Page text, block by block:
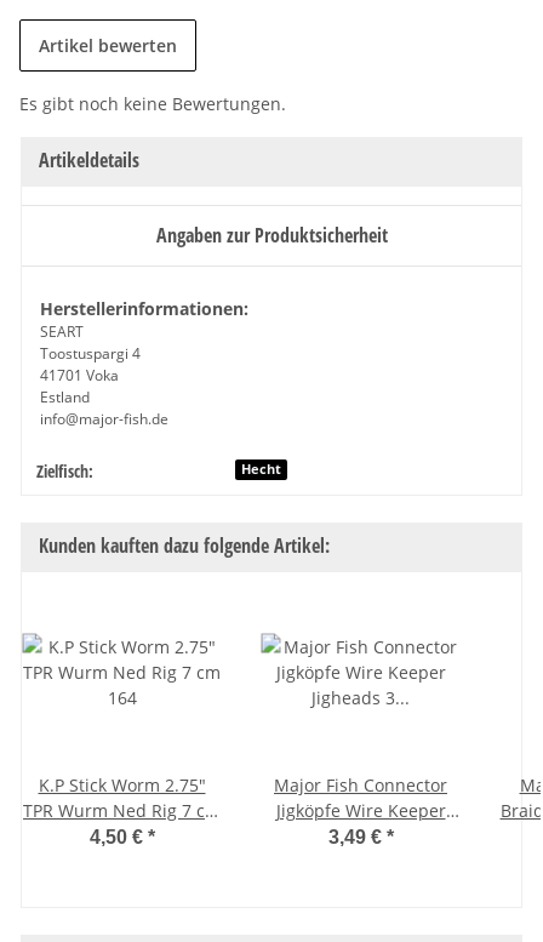
Artikel bewerten
Es gibt noch keine Bewertungen.
Artikeldetails
Angaben zur Produktsicherheit
Herstellerinformationen:
SEART
Toostuspargi 4
41701 Voka
Estland
info@major-fish.de
Produkteigenschaft
Wert
Zielfisch: Hecht
Kunden kauften dazu folgende Artikel:
K.P Stick Worm 2.75"
TPR Wurm Ned Rig 7 cm
164
4,50 € *
Major Fish Connector
Jigköpfe Wire Keeper
Jigheads 3 Stück 12
3,49 € *